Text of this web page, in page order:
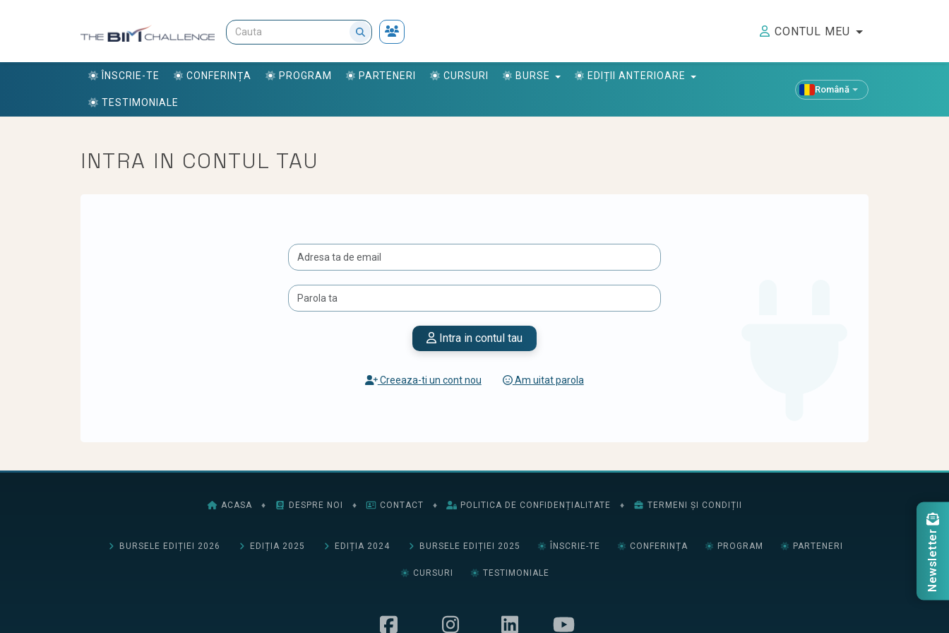
CONTUL MEU
ÎNSCRIE-TE CONFERINȚA PROGRAM PARTENERI CURSURI BURSE EDIȚII ANTERIOARE
TESTIMONIALE
Română
INTRA IN CONTUL TAU
Intra in contul tau
Creeaza-ti un cont nou Am uitat parola
ACASA ♦ DESPRE NOI ♦ CONTACT ♦ POLITICA DE CONFIDENȚIALITATE ♦ TERMENI ȘI CONDIȚII
BURSELE EDIȚIEI 2026 EDIȚIA 2025 EDIȚIA 2024 BURSELE EDIȚIEI 2025 ÎNSCRIE-TE CONFERINȚA PROGRAM PARTENERI
CURSURI TESTIMONIALE Newsletter